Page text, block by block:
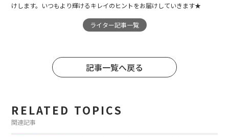
けします。いつもより輝けるキレイのヒントをお届けしていきます★
ライター記事一覧
記事一覧へ戻る
RELATED TOPICS
関連記事